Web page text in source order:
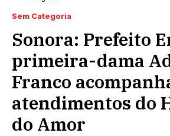
Sem Categoria
Sonora: Prefeito
primeira-dama
Franco
atendimentos do
do Amor